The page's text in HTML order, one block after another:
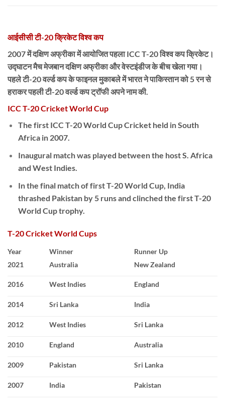
आईसीसी टी-20 क्रिकेट विश्व कप
2007 में दक्षिण अफ्रीका में आयोजित पहला ICC T-20 विश्व कप क्रिकेट।
उद्घाटन मैच मेजबान दक्षिण अफ्रीका और वेस्टइंडीज के बीच खेला गया।
पहले टी-20 वर्ल्ड कप के फाइनल मुकाबले में भारत ने पाकिस्तान को 5 रन से
हराकर पहली टी-20 वर्ल्ड कप ट्रॉफी अपने नाम की.
ICC T-20 Cricket World Cup
The first ICC T-20 World Cup Cricket held in South
Africa in 2007.
Inaugural match was played between the host S. Africa
and West Indies.
In the final match of first T-20 World Cup, India
thrashed Pakistan by 5 runs and clinched the first T-20
World Cup trophy.
T-20 Cricket World Cups
Year
2021
Winner
Australia
Runner Up
New Zealand
2016 West Indies England
2014 Sri Lanka India
2012 West Indies Sri Lanka
2010 England Australia
2009 Pakistan Sri Lanka
2007 India Pakistan